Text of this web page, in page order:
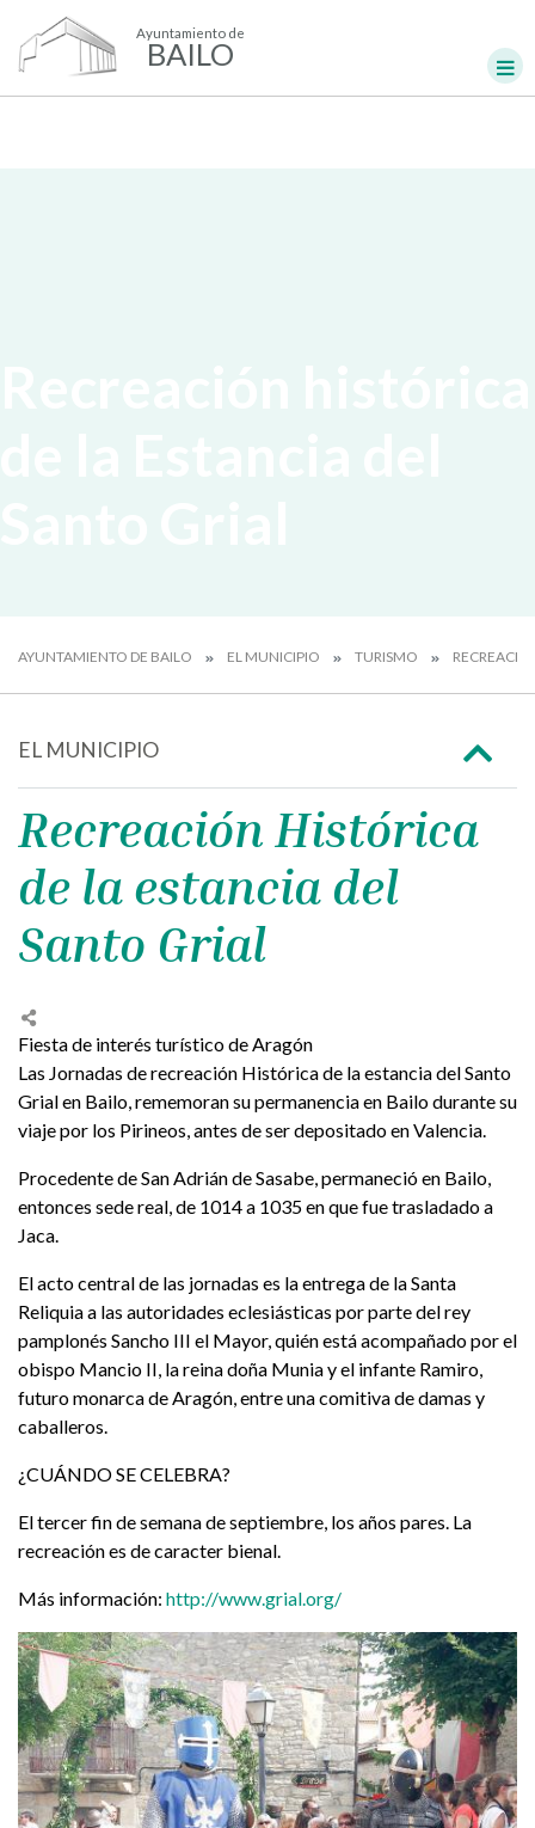
Ayuntamiento de
BAILO
AYUNTAMIENTO DE BAILO EL MUNICIPIO TURISMO
EL MUNICIPIO
Recreación Histórica
de la estancia del
Santo Grial
Fiesta de interés turístico de Aragón
Las Jornadas de recreación Histórica de la estancia del Santo
Grial en Bailo, rememoran su permanencia en Bailo durante su
viaje por los Pirineos, antes de ser depositado en Valencia.
Procedente de San Adrián de Sasabe, permaneció en Bailo,
entonces sede real, de 1014 a 1035 en que fue trasladado a
Jaca.
El acto central de las jornadas es la entrega de la Santa
Reliquia a las autoridades eclesiásticas por parte del rey
pamplonés Sancho III el Mayor, quién está acompañado por el
obispo Mancio II, la reina doña Munia y el infante Ramiro,
futuro monarca de Aragón, entre una comitiva de damas y
caballeros.
¿CUÁNDO SE CELEBRA?
El tercer fin de semana de septiembre, los años pares. La
recreación es de caracter bienal.
Más información: http://www.grial.org/